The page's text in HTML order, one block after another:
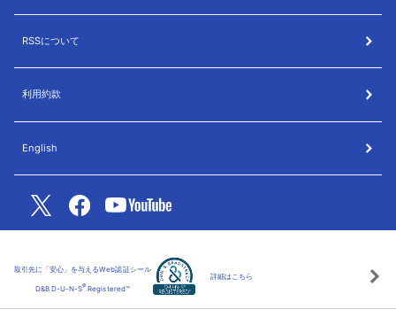
RSSについて
利用約款
English
取引先に「安心」を与えるWeb認証シール
D&B D-U-N-S® Registered™
詳細はこちら